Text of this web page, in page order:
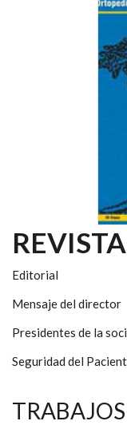
Editorial
Mensaje del director
Presidentes de la
Seguridad del